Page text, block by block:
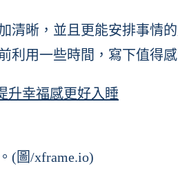
清晰，並且更能安排事情
利用一些時間，寫下值得
升幸福感更好入睡
(圖/xframe.io)